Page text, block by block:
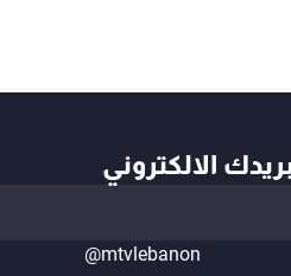
الالكتروني
@mtvlebanon